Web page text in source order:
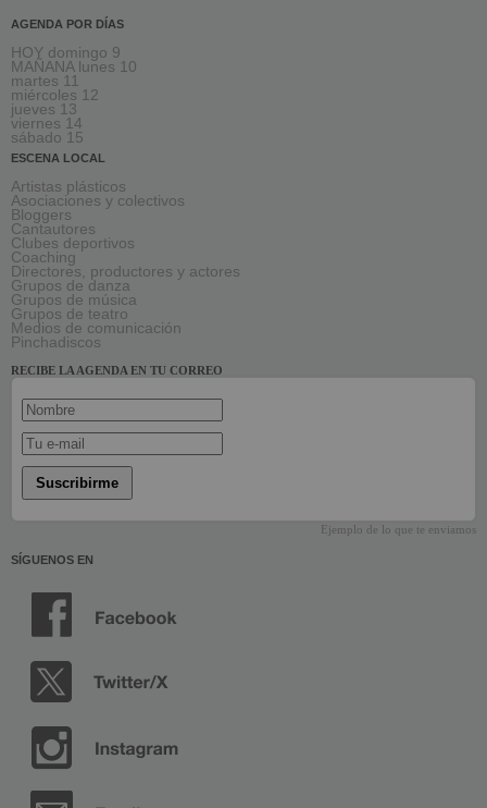
AGENDA POR DÍAS
HOY domingo 9
MAÑANA lunes 10
martes 11
miércoles 12
jueves 13
viernes 14
sábado 15
ESCENA LOCAL
Artistas plásticos
Asociaciones y colectivos
Bloggers
Cantautores
Clubes deportivos
Coaching
Directores, productores y actores
Grupos de danza
Grupos de música
Grupos de teatro
Medios de comunicación
Pinchadiscos
RECIBE LA AGENDA EN TU CORREO
Suscribirme
Ejemplo de lo que te enviamos
SÍGUENOS EN